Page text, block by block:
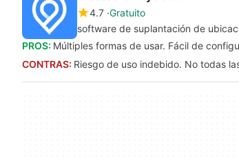
4.7 Gratuito
software de suplantación de
PROS: Múltiples formas de usar. Fácil de
CONTRAS: Riesgo de uso indebido. No todas